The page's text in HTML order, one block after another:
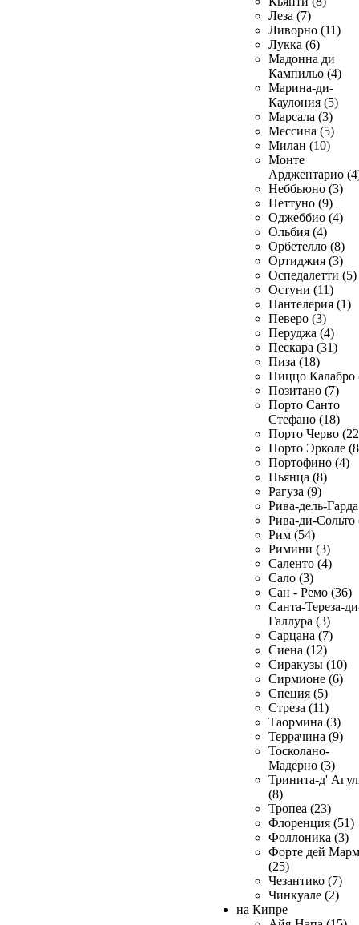
Леза (7)
Ливорно (11)
Лукка (6)
Мадонна ди
Кампильо (4)
Марина-ди-
Каулония (5)
Марсала (3)
Мессина (5)
Милан (10)
Монте
Арджентарио
Неббьюно (3)
Неттуно (9)
Оджеббио (4)
Ольбия (4)
Орбетелло (8)
Ортиджия (3)
Оспедалетти (5)
Остуни (11)
Пантелерия (1)
Певеро (3)
Перуджа (4)
Пескара (31)
Пиза (18)
Пиццо Калабро
Позитано (7)
Порто Санто
Стефано (18)
Порто Черво
Порто Эрколе
Портофино (4)
Пьянца (8)
Рагуза (9)
Рива-дель-
Рива-ди-Сольто
Рим (54)
Римини (3)
Саленто (4)
Сало (3)
Сан - Ремо (36)
Санта-Тереза-
Галлура (3)
Сарцана (7)
Сиена (12)
Сиракузы (10)
Сирмионе (6)
Специя (5)
Стреза (11)
Таормина (3)
Террачина (9)
Тосколано-
Мадерно (3)
Тринита-д'
(8)
Тропеа (23)
Флоренция (51)
Фоллоника (3)
Форте дей
(25)
Чезантико (7)
Чинкуале (2)
на Кипре